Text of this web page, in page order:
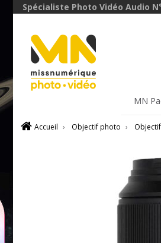
Spécialiste Photo Vidéo Audio
MN
Accueil › Objectif photo ›